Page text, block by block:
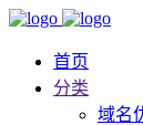
首页
分类
域名